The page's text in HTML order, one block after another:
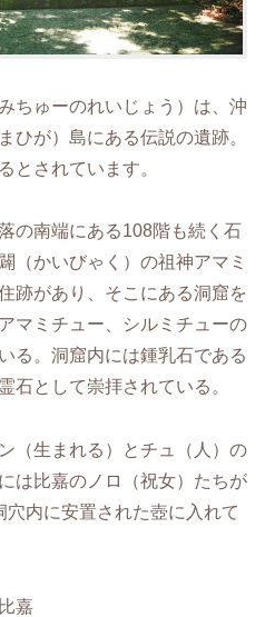
ちゅーのれいじょう）は、沖
ひが）島にある伝説の遺跡。
とされています。
の南端にある108階も続く石
（かいびゃく）の祖神アマミ
跡があり、そこにある洞窟を
マミチュー、シルミチューの
る。洞窟内には鍾乳石である
石として崇拝されている。
（生まれる）とチュ（人）の
は比嘉のノロ（祝女）たちが
内に安置された壺に入れて
嘉